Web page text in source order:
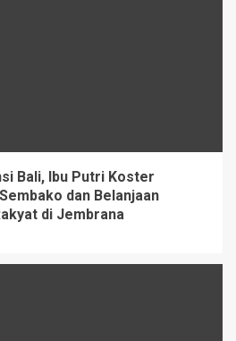
Bali, Ibu Putri Koster
dan Belanjaan
di Jembrana